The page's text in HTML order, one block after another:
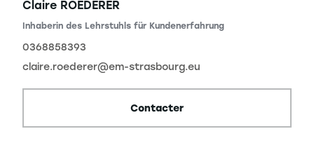
Claire ROEDERER
Inhaberin des Lehrstuhls für Kundenerfahrung
0368858393
claire.roederer@em-strasbourg.eu
Contacter